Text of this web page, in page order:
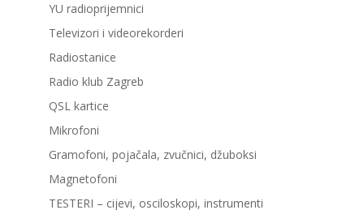
YU radioprijemnici
Televizori i videorekorderi
Radiostanice
Radio klub Zagreb
QSL kartice
Mikrofoni
Gramofoni, pojačala, zvučnici, džuboksi
Magnetofoni
TESTERI – cijevi, osciloskopi, instrumenti